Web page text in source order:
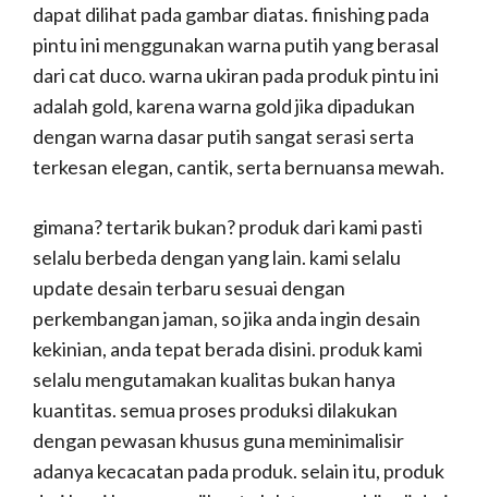
dapat dilihat pada gambar diatas. finishing pada
pintu ini menggunakan warna putih yang berasal
dari cat duco. warna ukiran pada produk pintu ini
adalah gold, karena warna gold jika dipadukan
dengan warna dasar putih sangat serasi serta
terkesan elegan, cantik, serta bernuansa mewah.
gimana? tertarik bukan? produk dari kami pasti
selalu berbeda dengan yang lain. kami selalu
update desain terbaru sesuai dengan
perkembangan jaman, so jika anda ingin desain
kekinian, anda tepat berada disini. produk kami
selalu mengutamakan kualitas bukan hanya
kuantitas. semua proses produksi dilakukan
dengan pewasan khusus guna meminimalisir
adanya kecacatan pada produk. selain itu, produk